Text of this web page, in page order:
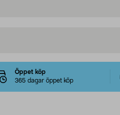
Öppet köp
365 dagar öppet köp